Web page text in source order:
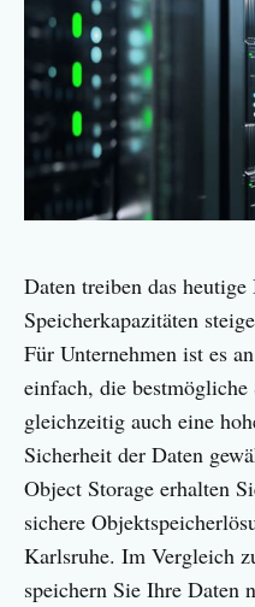
Daten treiben das
Speicherkapazitäten
Für Unternehmen ist es
einfach, die
gleichzeitig auch eine
Sicherheit der Daten
Object Storage erhalten
sichere
Karlsruhe. Im Vergleich
speichern Sie Ihre Daten